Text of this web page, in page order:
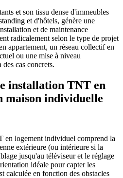
et son tissu dense d'immeubles
et d'hôtels, génère une
et de maintenance
radicalement selon le type de projet
appartement, un réseau collectif en
ou une mise à niveau
cas concrets.
installation TNT en
maison individuelle
en logement individuel comprend la
extérieure (ou intérieure si la
jusqu'au téléviseur et le réglage
idéale pour capter les
calculée en fonction des obstacles